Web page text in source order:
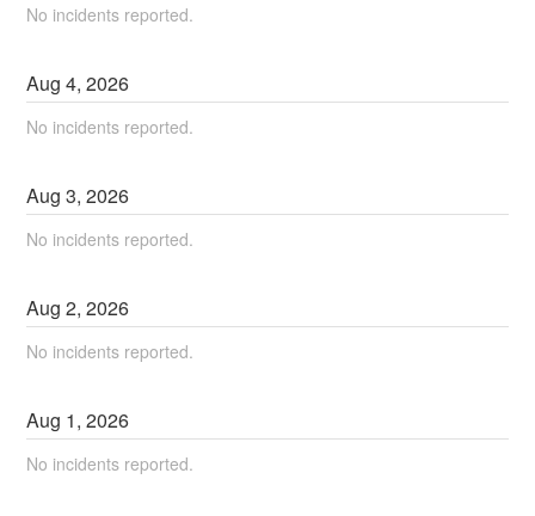
No incidents reported.
Aug4,2026
No incidents reported.
Aug3,2026
No incidents reported.
Aug2,2026
No incidents reported.
Aug 1,2026
No incidents reported.